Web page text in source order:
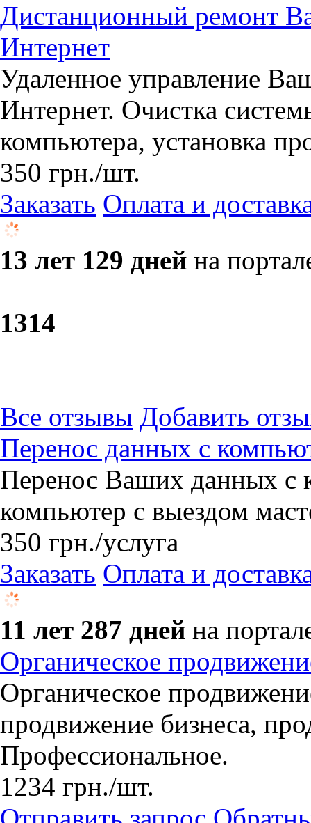
Дистанционный ремонт
Интернет
Удаленное управление
Интернет. Очистка
компьютера, установка
350 грн./шт.
Заказать Оплата и
13 лет 129 дней на
1314
Все отзывы Добавить
Перенос данных с
Перенос Ваших данных с
компьютер с выездом
350 грн./услуга
Заказать Оплата и
11 лет 287 дней на
Органическое
Органическое
продвижение бизнеса,
Профессиональное.
1234 грн./шт.